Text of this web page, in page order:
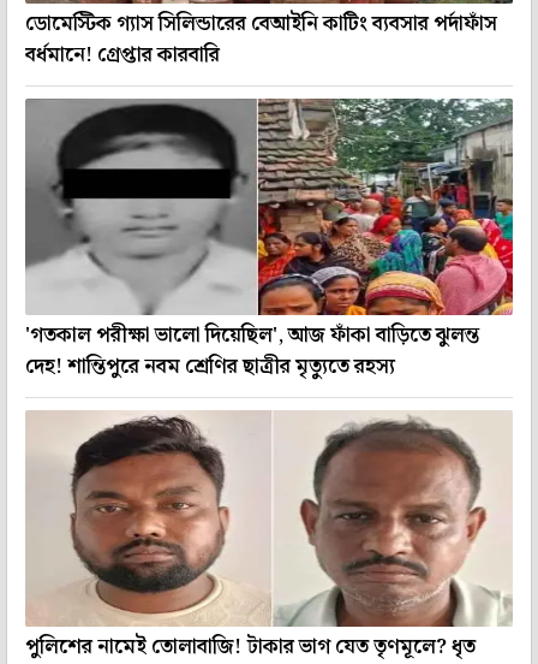
ডোমেস্টিক গ্যাস সিলিন্ডারের বেআইনি কাটিং ব্যবসার পর্দাফাঁস
বর্ধমানে! গ্রেপ্তার কারবারি
'গতকাল পরীক্ষা ভালো দিয়েছিল', আজ ফাঁকা বাড়িতে ঝুলন্ত
দেহ! শান্তিপুরে নবম শ্রেণির ছাত্রীর মৃত্যুতে রহস্য
পুলিশের নামেই তোলাবাজি! টাকার ভাগ যেত তৃণমূলে? ধৃত